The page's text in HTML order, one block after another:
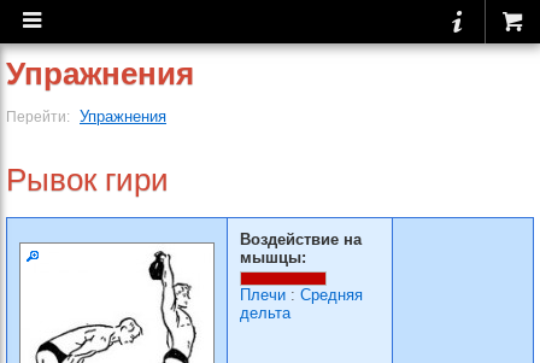
Упражнения
Перейти: Упражнения
Рывок гири
Воздействие на
мышцы:
Плечи : Средняя
дельта